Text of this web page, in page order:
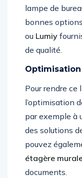
lampe de
bonnes
ou Lumiy
de qualité.
Optimisation
Pour rendre ce
l’optimisation
par exemple à
des solutions
pouvez
étagère
documents.